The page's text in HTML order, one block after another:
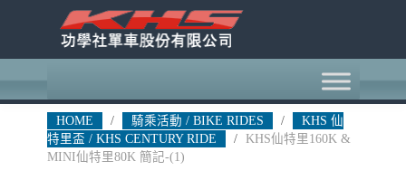
HOME / 騎乘活動 / BIKE RIDES /
KHS 仙
特里盃 / KHS CENTURY RIDE
/
KHS仙特里160K &
MINI仙特里80K 簡記-(1)